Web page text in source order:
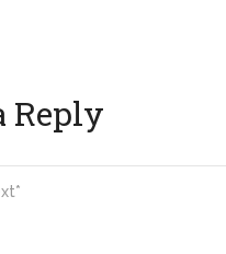
Reply